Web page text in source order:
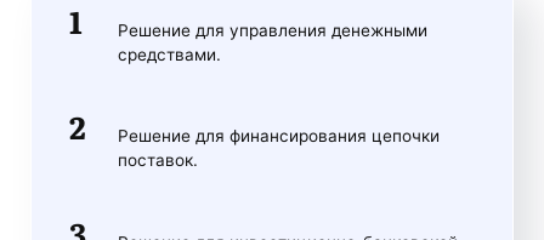
Решение для управления денежными
средствами.
Решение для финансирования цепочки
поставок.